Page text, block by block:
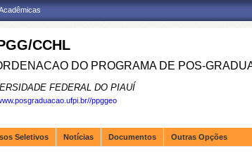
CCHL
DO PROGRAMA DE POS-
FEDERAL DO PIAUÍ
ppggeo
Seletivos Notícias Documentos Outras Opções